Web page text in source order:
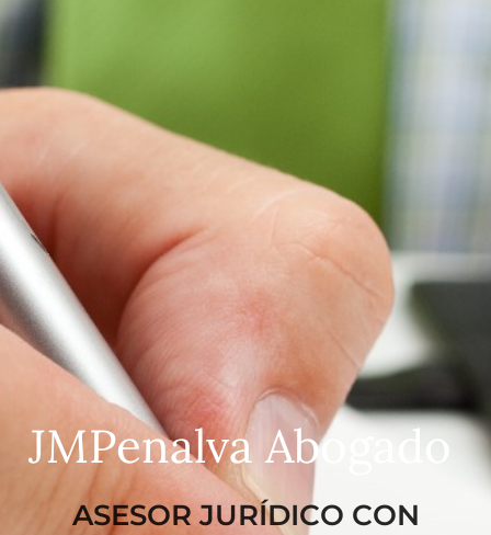
JMPenalva Abogado
ASESOR JURÍDICO CON